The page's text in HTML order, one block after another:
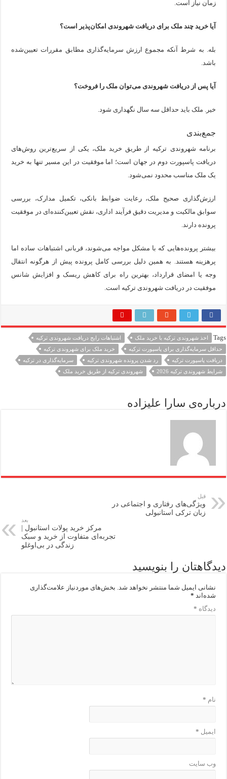
زمان نیاز است.
آیا خرید چند ملک برای دریافت شهروندی امکان‌پذیر است؟
بله. به شرط آنکه مجموع ارزش سرمایه‌گذاری مطابق مقررات تعیین‌شده
باشد.
آیا پس از دریافت شهروندی می‌توان ملک را فروخت؟
خیر. ملک باید حداقل سه سال نگهداری شود.
جمع‌بندی
برنامه شهروندی ترکیه از طریق خرید ملک، یکی از سریع‌ترین روش‌های
دریافت پاسپورت دوم در جهان است؛ اما موفقیت در این مسیر تنها به خرید
یک ملک مناسب محدود نمی‌شود.
ارزش‌گذاری صحیح ملک، رعایت ضوابط بانکی، تکمیل مدارک، بررسی
سوابق مالکیت و مدیریت دقیق فرآیند اداری، نقش تعیین‌کننده‌ای در موفقیت
پرونده دارند.
بیشتر پرونده‌هایی که با مشکل مواجه می‌شوند، قربانی اشتباهات ساده اما
پرهزینه هستند. به همین دلیل بررسی کامل پرونده پیش از هرگونه انتقال
وجه یا امضای قرارداد، بهترین راه برای کاهش ریسک و افزایش شانس
موفقیت در دریافت شهروندی ترکیه است.
Tags اخذ شهروندی ترکیه با خرید ملک
اشتباهات رایج دریافت شهروندی ترکیه
حداقل سرمایه‌گذاری برای پاسپورت ترکیه
خرید ملک برای شهروندی ترکیه
دریافت پاسپورت ترکیه
رد شدن پرونده شهروندی ترکیه
سرمایه‌گذاری در ترکیه
شرایط شهروندی ترکیه 2026
شهروندی ترکیه از طریق خرید ملک
درباره‌ی سارا علیزاده
قبل
ویژگی‌های رفتاری و اجتماعی در
زبان ترکی استانبولی
بعد
مرکز خرید پولات استانبول |
تجربه‌ای متفاوت از خرید و سبک
زندگی در بی‌اوغلو
دیدگاهتان را بنویسید
نشانی ایمیل شما منتشر نخواهد شد. بخش‌های موردنیاز علامت‌گذاری
شده‌اند *
دیدگاه *
نام *
ایمیل *
وب‌ سایت